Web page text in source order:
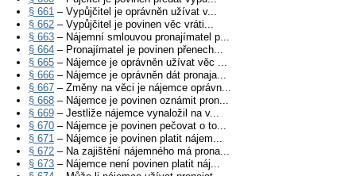
§ 661 – Vypůjčitel je oprávněn užívat v...
§ 662 – Vypůjčitel je povinen věc vráti...
§ 663 – Nájemní smlouvou pronajímatel p...
§ 664 – Pronajímatel je povinen přenech...
§ 665 – Nájemce je oprávněn užívat věc ...
§ 666 – Nájemce je oprávněn dát pronaja...
§ 667 – Změny na věci je nájemce oprávn...
§ 668 – Nájemce je povinen oznámit pron...
§ 669 – Jestliže nájemce vynaložil na v...
§ 670 – Nájemce je povinen pečovat o to...
§ 671 – Nájemce je povinen platit nájem...
§ 672 – Na zajištění nájemného má prona...
§ 673 – Nájemce není povinen platit náj...